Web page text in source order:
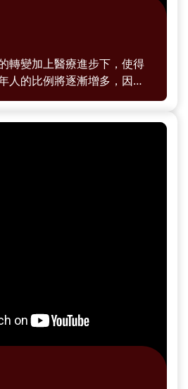
轉變加上醫療進步下，使得
人的比例將逐漸增多，因此
的概念，此概念的範疇多